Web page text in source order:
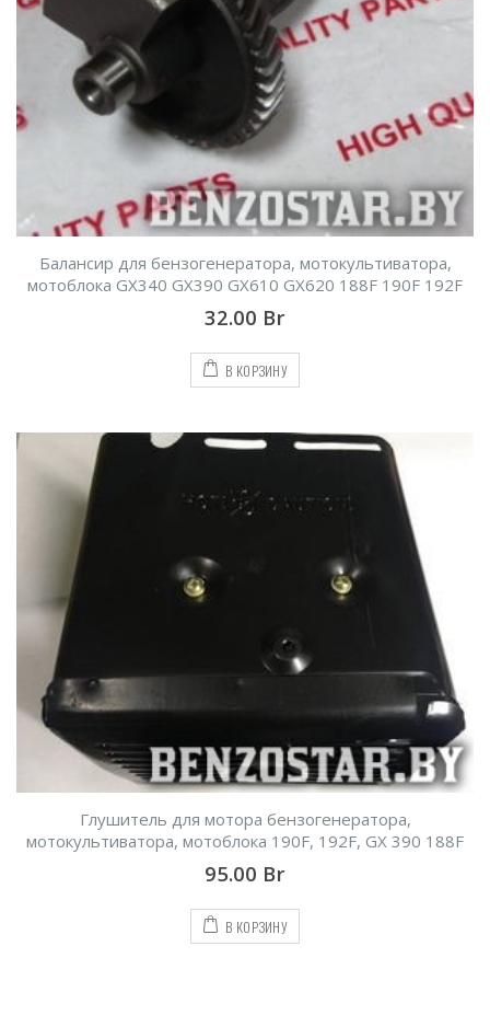
Балансир для бензогенератора, мотокультиватора,
мотоблока GX340 GX390 GX610 GX620 188F 190F 192F
32.00 Br
В КОРЗИНУ
Глушитель для мотора бензогенератора,
мотокультиватора, мотоблока 190F, 192F, GX 390 188F
95.00 Br
В КОРЗИНУ